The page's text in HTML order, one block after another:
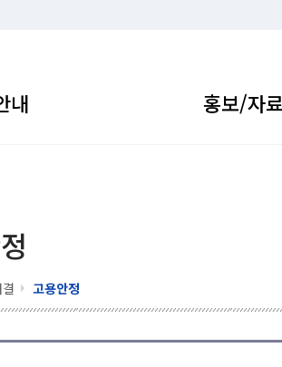
내 홍보/자
고용안정